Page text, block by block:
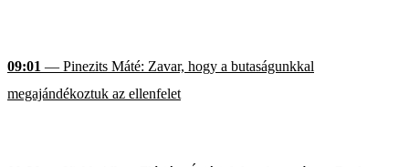
09:01 — Pinezits Máté: Zavar, hogy a butaságunkkal
megajándékoztuk az ellenfelet